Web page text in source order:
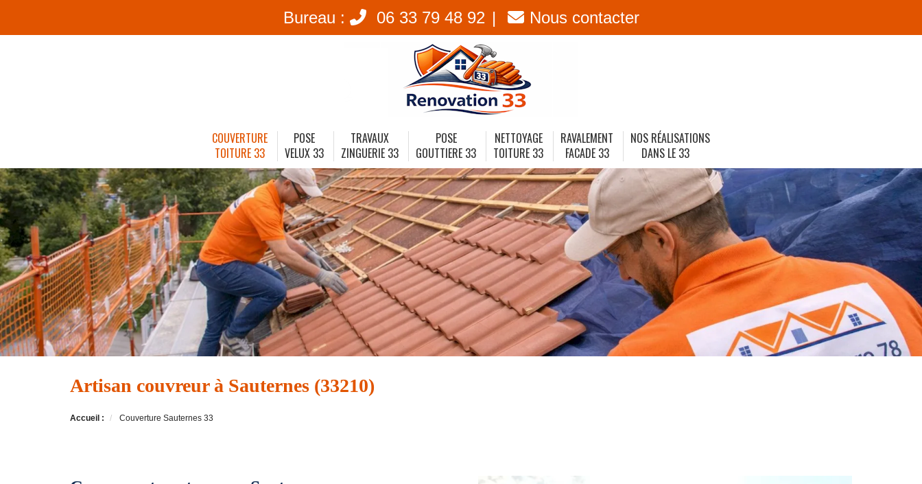
Bureau : 06 33 79 48 92 Nous contacter
COUVERTURE
TOITURE 33
POSE
VELUX 33
TRAVAUX
ZINGUERIE 33
POSE
GOUTTIERE 33
NETTOYAGE
TOITURE 33
RAVALEMENT
FACADE 33
NOS RÉALISATIONS
DANS LE 33
Artisan couvreur à Sauternes (33210)
Accueil : Couverture Sauternes 33